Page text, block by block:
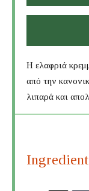
H ελαφριά
από την
λιπαρά και